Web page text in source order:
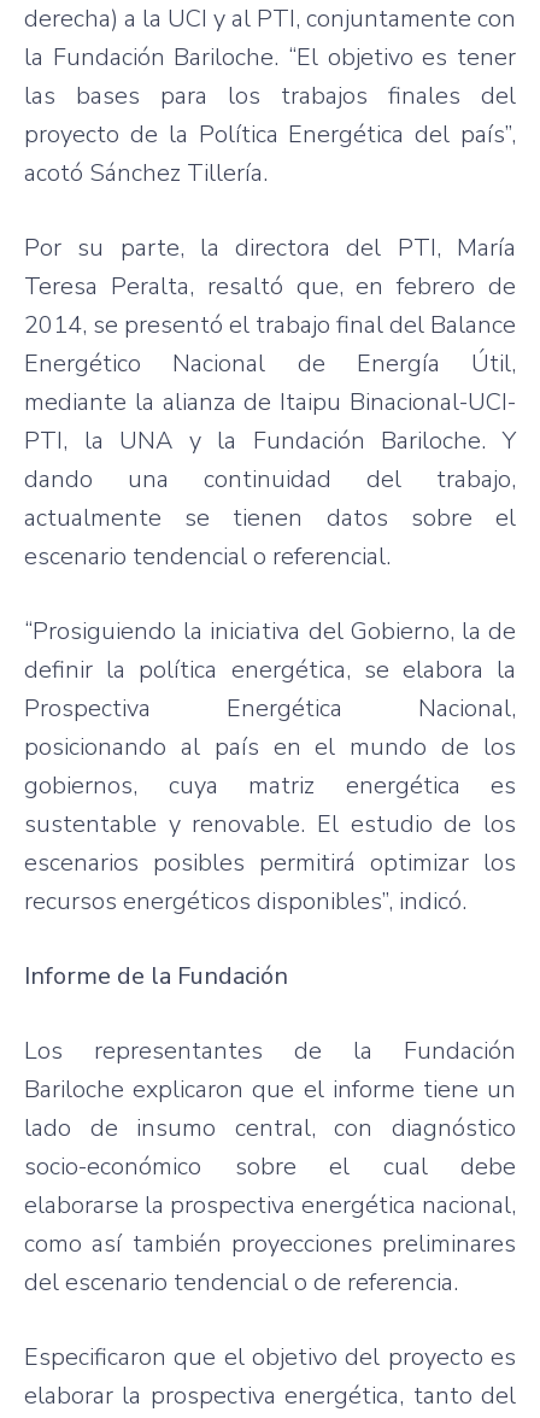
derecha) a la UCI y al PTI, conjuntamente con
la Fundación Bariloche. “El objetivo es tener
las bases para los trabajos finales del
proyecto de la Política Energética del país”,
acotó Sánchez Tillería.
Por su parte, la directora del PTI, María
Teresa Peralta, resaltó que, en febrero de
2014, se presentó el trabajo final del Balance
Energético Nacional de Energía Útil,
mediante la alianza de Itaipu Binacional-UCI-
PTI, la UNA y la Fundación Bariloche. Y
dando una continuidad del trabajo,
actualmente se tienen datos sobre el
escenario tendencial o referencial.
“Prosiguiendo la iniciativa del Gobierno, la de
definir la política energética, se elabora la
Prospectiva Energética Nacional,
posicionando al país en el mundo de los
gobiernos, cuya matriz energética es
sustentable y renovable. El estudio de los
escenarios posibles permitirá optimizar los
recursos energéticos disponibles”, indicó.
Informe de la Fundación
Los representantes de la Fundación
Bariloche explicaron que el informe tiene un
lado de insumo central, con diagnóstico
socio-económico sobre el cual debe
elaborarse la prospectiva energética nacional,
como así también proyecciones preliminares
del escenario tendencial o de referencia.
Especificaron que el objetivo del proyecto es
elaborar la prospectiva energética, tanto del